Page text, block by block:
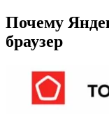
Почему
браузер